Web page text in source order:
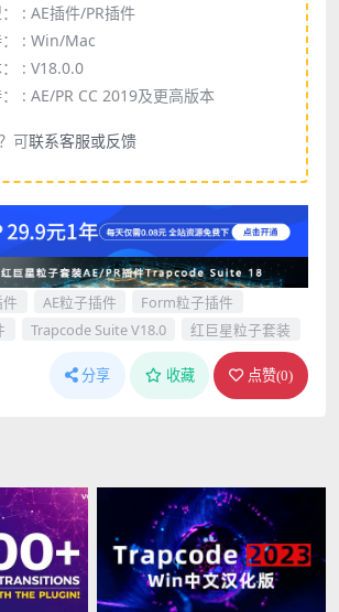
: AE插件/PR插件
: Win/Mac
: V18.0.0
: AE/PR CC 2019及更高版本
可联系客服或反馈
AE粒子插件
Form粒子插件
Trapcode Suite V18.0 红巨星粒子套装
分享 收藏 点赞(0)